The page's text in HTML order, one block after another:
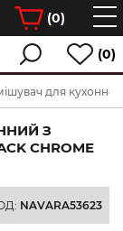
(0)
(0)
для
З
CHROME
NAVARA53623